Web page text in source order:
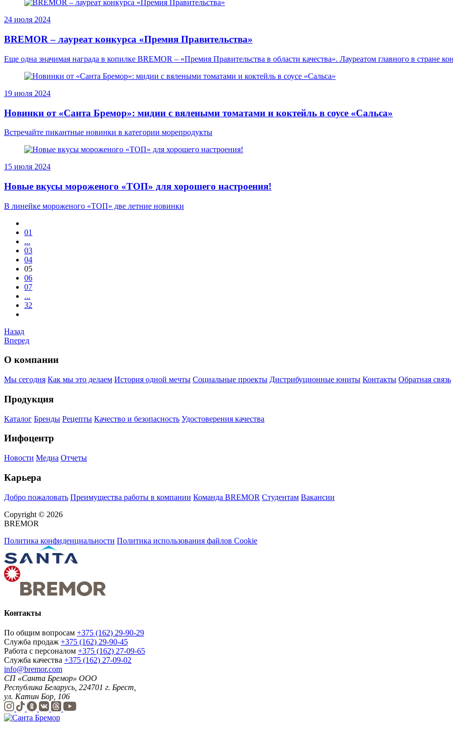
24 июля 2024
BREMOR – лауреат конкурса «Премия Правительства»
Еще одна значимая награда в копилке BREMOR – «Премия Правительства в области качества». Лауреатом главного в стране
19 июля 2024
Новинки от «Санта Бремор»: мидии с вялеными томатами и коктейль в соусе «Сальса»
Встречайте пикантные новинки в категории морепродукты
15 июля 2024
Новые вкусы мороженого «ТОП» для хорошего настроения!
В линейке мороженого «ТОП» две летние новинки
01
...
03
04
05
06
07
...
32
Назад
Вперед
О компании
Мы сегодня Как мы это делаем История одной мечты Социальные проекты Дистрибуционные юниты Контакты Обратная связь
Продукция
Каталог Бренды Рецепты Качество и безопасность Удостоверения качества
Инфоцентр
Новости Медиа Отчеты
Карьера
Добро пожаловать Преимущества работы в компании Команда BREMOR Студентам Вакансии
Copyright © 2026
BREMOR
Политика конфиденциальности Политика использования файлов Cookie
Контакты
По общим вопросам +375 (162) 29-90-29
Служба продаж +375 (162) 29-90-45
Работа с персоналом +375 (162) 27-09-65
Служба качества +375 (162) 27-09-02
info@bremor.com
СП «Санта Бремор» ООО
Республика Беларусь, 224701 г. Брест,
ул. Катин Бор, 106